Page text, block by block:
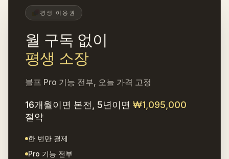
평생 이용권
월 구독 없이
평생 소장
블프 Pro 기능 전부, 오늘 가격 고정
16개월이면 본전, 5년이면 ₩1,095,000
절약
한 번만 결제
Pro 기능 전부